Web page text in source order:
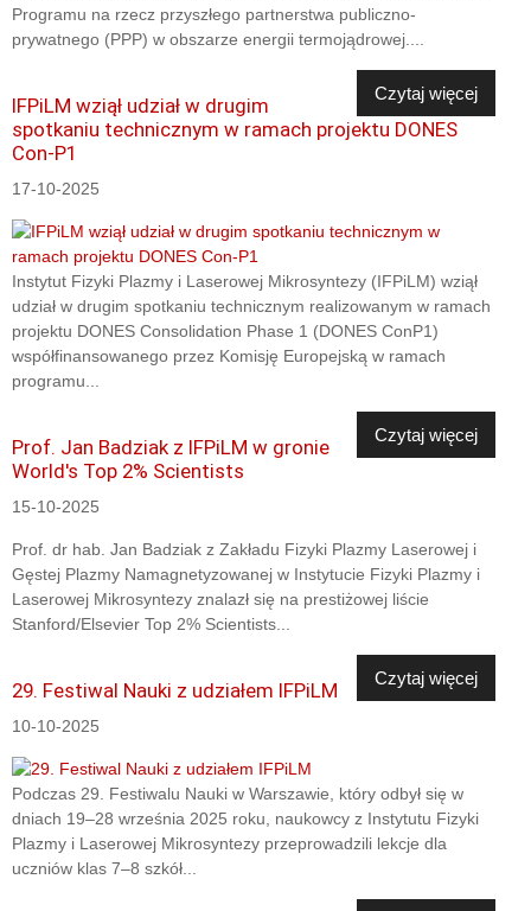
Programu na rzecz przyszłego partnerstwa publiczno-
prywatnego (PPP) w obszarze energii termojądrowej....
Czytaj więcej
IFPiLM wziął udział w drugim
spotkaniu technicznym w ramach projektu DONES
Con-P1
17-10-2025
Instytut Fizyki Plazmy i Laserowej Mikrosyntezy (IFPiLM) wziął
udział w drugim spotkaniu technicznym realizowanym w ramach
projektu DONES Consolidation Phase 1 (DONES ConP1)
współfinansowanego przez Komisję Europejską w ramach
programu...
Czytaj więcej
Prof. Jan Badziak z IFPiLM w gronie
World's Top 2% Scientists
15-10-2025
Prof. dr hab. Jan Badziak z Zakładu Fizyki Plazmy Laserowej i
Gęstej Plazmy Namagnetyzowanej w Instytucie Fizyki Plazmy i
Laserowej Mikrosyntezy znalazł się na prestiżowej liście
Stanford/Elsevier Top 2% Scientists...
Czytaj więcej
29. Festiwal Nauki z udziałem IFPiLM
10-10-2025
Podczas 29. Festiwalu Nauki w Warszawie, który odbył się w
dniach 19–28 września 2025 roku, naukowcy z Instytutu Fizyki
Plazmy i Laserowej Mikrosyntezy przeprowadzili lekcje dla
uczniów klas 7–8 szkół...